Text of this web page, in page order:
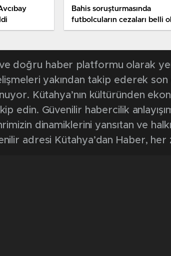
Bahis soruşturmasında
futbolcuların cezaları belli
ve doğru haber platformu olarak
yakından takip ederek
Kütahya’nın kültüründen
edin. Güvenilir habercilik
dinamiklerini yansıtan ve
adresi Kütahya’dan Haber, her